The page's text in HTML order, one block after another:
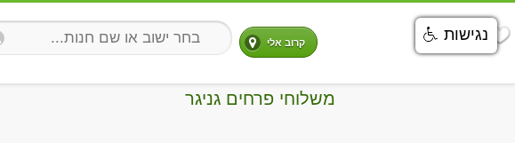
קרוב אלי
משלוחי פרחים גניגר
נגישות